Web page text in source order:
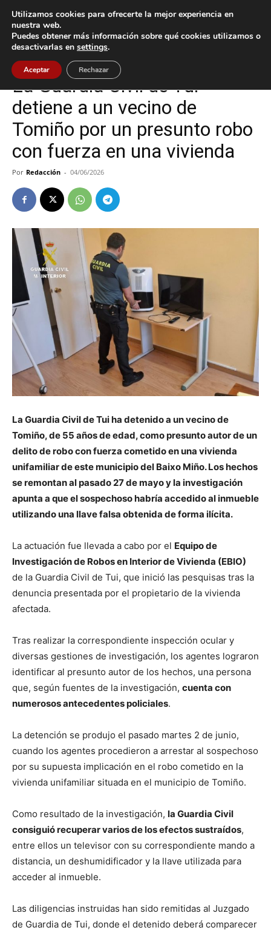
Inicio Tomiño
Tomiño
La Guardia Civil de Tui
detiene a un vecino de
Tomiño por un presunto robo
con fuerza en una vivienda
Por Redacción - 04/06/2026
La Guardia Civil de Tui ha detenido a un vecino de
Tomiño, de 55 años de edad, como presunto autor de un
delito de robo con fuerza cometido en una vivienda
unifamiliar de este municipio del Baixo Miño. Los hechos
se remontan al pasado 27 de mayo y la investigación
apunta a que el sospechoso habría accedido al inmueble
utilizando una llave falsa obtenida de forma ilícita.
La actuación fue llevada a cabo por el Equipo de
Investigación de Robos en Interior de Vivienda (EBIO)
de la Guardia Civil de Tui, que inició las pesquisas tras la
denuncia presentada por el propietario de la vivienda
afectada.
Tras realizar la correspondiente inspección ocular y
diversas gestiones de investigación, los agentes lograron
identificar al presunto autor de los hechos, una persona
que, según fuentes de la investigación, cuenta con
numerosos antecedentes policiales.
La detención se produjo el pasado martes 2 de junio,
cuando los agentes procedieron a arrestar al sospechoso
por su supuesta implicación en el robo cometido en la
vivienda unifamiliar situada en el municipio de Tomiño.
Como resultado de la investigación, la Guardia Civil
consiguió recuperar varios de los efectos sustraídos,
entre ellos un televisor con su correspondiente mando a
distancia, un deshumidificador y la llave utilizada para
acceder al inmueble.
Las diligencias instruidas han sido remitidas al Juzgado
de Guardia de Tui, donde el detenido deberá comparecer
Utilizamos cookies para ofrecerte la mejor experiencia en
nuestra web.
Puedes obtener más información sobre qué cookies utilizamos o
desactivarlas en settings.
Aceptar Rechazar